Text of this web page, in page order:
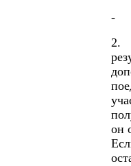
-
2.
он